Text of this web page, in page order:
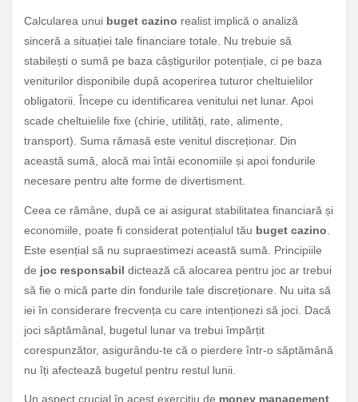
Calcularea unui buget cazino realist implică o analiză
sinceră a situației tale financiare totale. Nu trebuie să
stabilești o sumă pe baza câștigurilor potențiale, ci pe baza
veniturilor disponibile după acoperirea tuturor cheltuielilor
obligatorii. Începe cu identificarea venitului net lunar. Apoi
scade cheltuielile fixe (chirie, utilități, rate, alimente,
transport). Suma rămasă este venitul discreționar. Din
această sumă, alocă mai întâi economiile și apoi fondurile
necesare pentru alte forme de divertisment.
Ceea ce rămâne, după ce ai asigurat stabilitatea financiară și
economiile, poate fi considerat potențialul tău buget cazino
Este esențial să nu supraestimezi această sumă. Principiile
de joc responsabil dictează că alocarea pentru joc ar trebui
să fie o mică parte din fondurile tale discreționare. Nu uita să
iei în considerare frecvența cu care intenționezi să joci. Dacă
joci săptămânal, bugetul lunar va trebui împărțit
corespunzător, asigurându-te că o pierdere într-o săptămână
nu îți afectează bugetul pentru restul lunii.
Un aspect crucial în acest exercițiu de money management